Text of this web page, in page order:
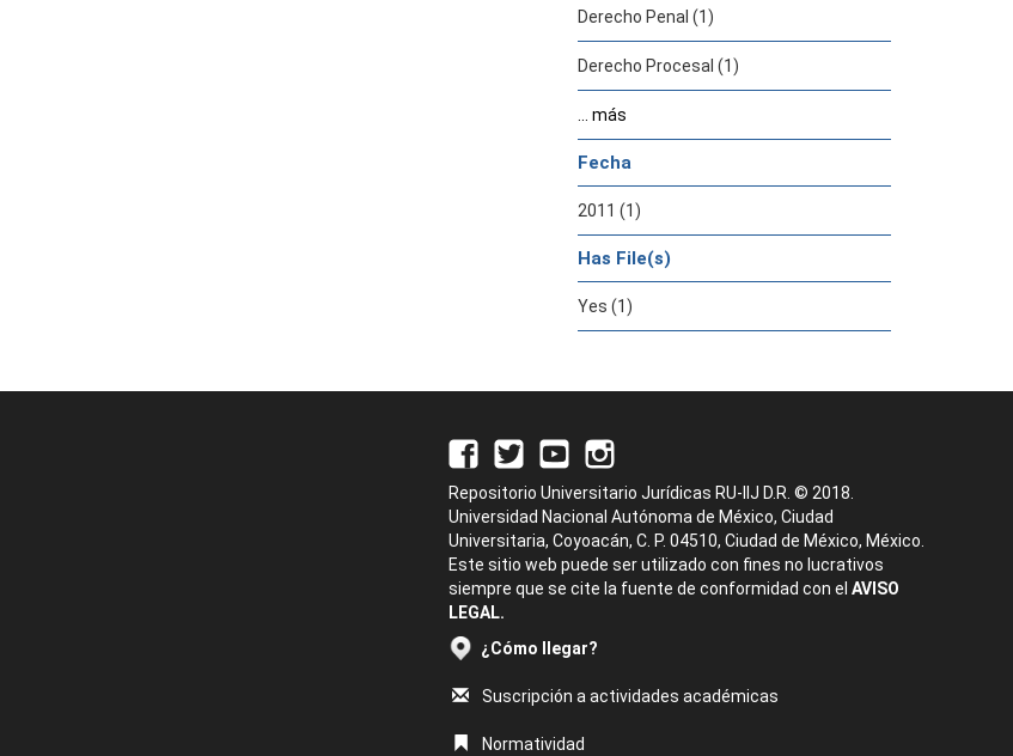
Derecho Penal (1)
Derecho Procesal (1)
... más
Fecha
2011 (1)
Has File(s)
Yes (1)
Repositorio Universitario Jurídicas RU-IIJ D.R. © 2018.
Universidad Nacional Autónoma de México, Ciudad
Universitaria, Coyoacán, C. P. 04510, Ciudad de México, México.
Este sitio web puede ser utilizado con fines no lucrativos
siempre que se cite la fuente de conformidad con el AVISO
LEGAL.
¿Cómo llegar?
Suscripción a actividades académicas
Normatividad